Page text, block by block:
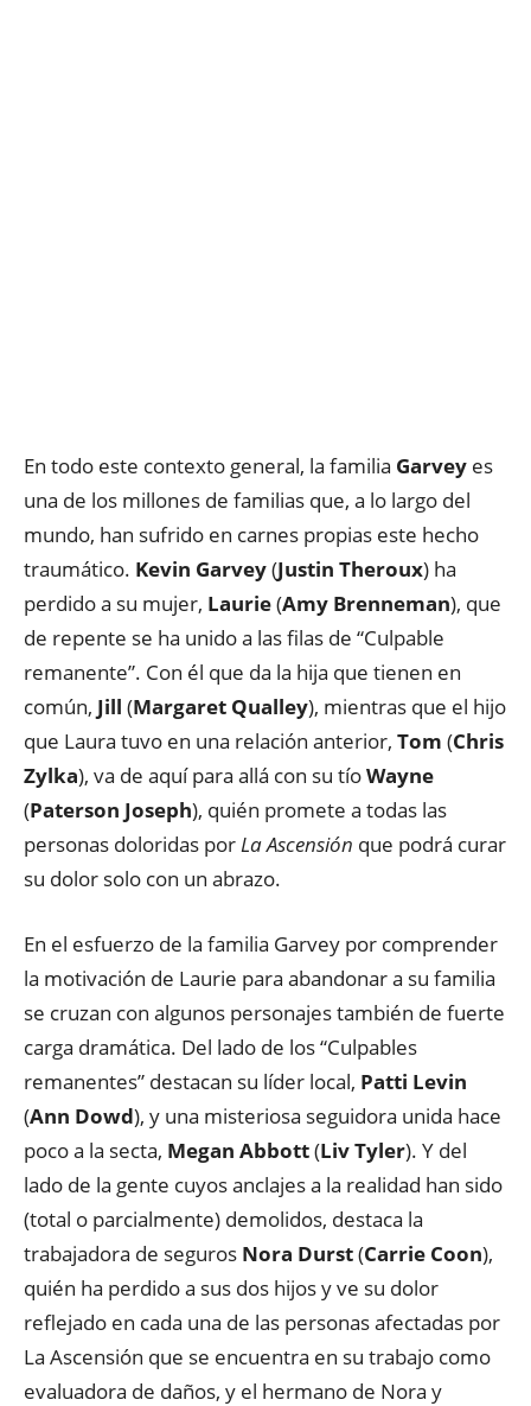
En todo este contexto general, la familia Garvey es
una de los millones de familias que, a lo largo del
mundo, han sufrido en carnes propias este hecho
traumático. Kevin Garvey(Justin Theroux) ha
perdido a su mujer, Laurie(Amy Brenneman), que
de repente se ha unido a las filas de “Culpable
remanente”. Con él que da la hija que tienen en
común, Jill (Margaret Qualley), mientras que el hijo
que Laura tuvo en una relación anterior, Tom (Chris
Zylka), va de aquí para allá con su tíoWayne
(Paterson Joseph), quién promete a todas las
personas doloridas por La Ascensión que podrá curar
su dolor solo con un abrazo.
En el esfuerzo de la familia Garvey por comprender
la motivación de Laurie para abandonar a su familia
se cruzan con algunos personajes también de fuerte
carga dramática. Del lado de los “Culpables
remanentes” destacan su líder local, Patti Levin
(Ann Dowd), y una misteriosa seguidora unida hace
poco a la secta, Megan Abbott(Liv Tyler). Y del
lado de la gente cuyos anclajes a la realidad han sido
(total o parcialmente) demolidos, destaca la
trabajadora de seguros Nora Durst(Carrie Coon),
quién ha perdido a sus dos hijos y ve su dolor
reflejado en cada una de las personas afectadas por
La Ascensión que se encuentra en su trabajo como
evaluadora de daños, y el hermano de Nora y